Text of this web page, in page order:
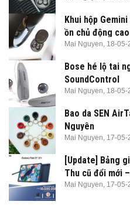
Khui hộp
ồn chủ động
7,99 triệu đồng
Mai Nguyen, 18-05-
Bose hé lộ tai
SoundControl
Mai Nguyen, 18-05-
Bao da SEN
Nguyên
Mai Nguyen, 17-05-
[Update] Bảng
Thu cũ đổi mới
Mai Nguyên
Mai Nguyen, 17-05-